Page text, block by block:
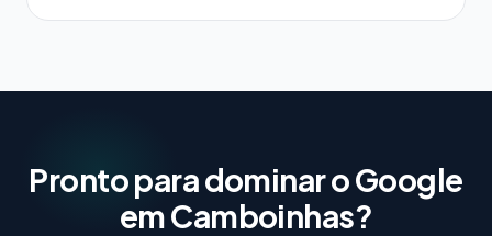
Pronto para dominar o Google
em Camboinhas?